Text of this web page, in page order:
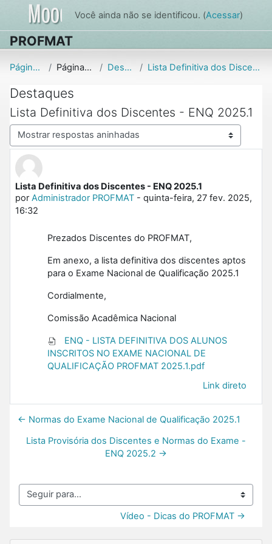
Ir para o conteúdo principal
Você ainda não se identificou. (Acessar)
PROFMAT
Página inicial Páginas do site Destaques Lista Definitiva dos Discentes - ENQ 2025.1
Destaques
Lista Definitiva dos Discentes - ENQ 2025.1
Modo de visualização
Lista Definitiva dos Discentes - ENQ 2025.1
porAdministrador PROFMAT - quinta-feira, 27 fev. 2025,
16:32
Número de respostas: 0
Prezados Discentes do PROFMAT,
Em anexo, a lista definitiva dos discentes aptos
para o Exame Nacional de Qualificação 2025.1
Cordialmente,
Comissão Acadêmica Nacional
ENQ - LISTA DEFINITIVA DOS ALUNOS
INSCRITOS NO EXAME NACIONAL DE
QUALIFICAÇÃO PROFMAT 2025.1.pdf
Link direto
← Normas do Exame Nacional de Qualificação 2025.1
Lista Provisória dos Discentes e Normas do Exame -
ENQ 2025.2 →
Seguir para...
Vídeo - Dicas do PROFMAT →